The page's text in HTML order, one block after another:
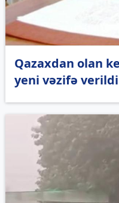
Qazaxdan olan
yeni vəzifə verildi